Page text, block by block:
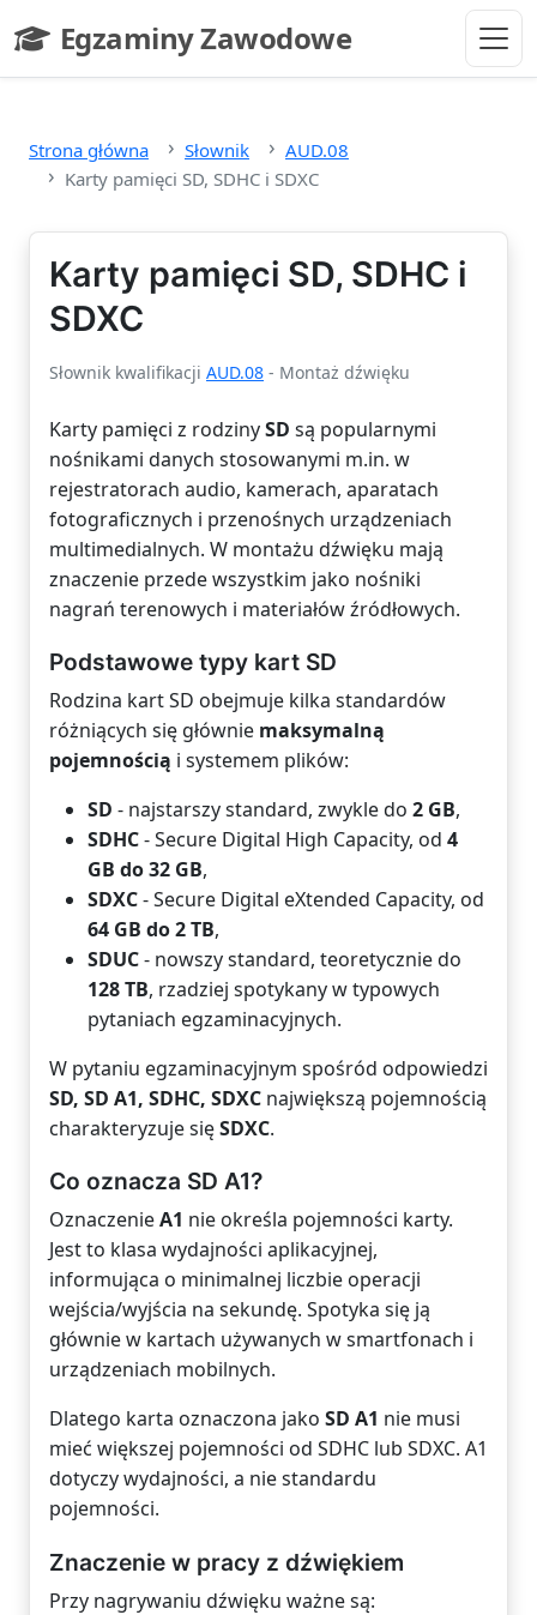
Egzaminy Zawodowe
- strona główna
Strona główna Słownik
AUD.08
Karty pamięci SD, SDHC i SDXC
Karty pamięci SD, SDHC i
SDXC
Słownik kwalifikacji AUD.08 - Montaż dźwięku
Karty pamięci z rodzinySD są popularnymi
nośnikami danych stosowanymi m.in. w
rejestratorach audio, kamerach, aparatach
fotograficznych i przenośnych urządzeniach
multimedialnych. W montażu dźwięku mają
znaczenie przede wszystkim jako nośniki
nagrań terenowych i materiałów źródłowych.
Podstawowe typy kart SD
Rodzina kart SD obejmuje kilka standardów
różniących się głównie maksymalną
pojemnością i systemem plików:
SD - najstarszy standard, zwykle do 2 GB,
SDHC- Secure Digital High Capacity, od 4
GB do 32 GB,
SDXC- Secure Digital eXtended Capacity, od
64 GB do 2 TB,
SDUC- nowszy standard, teoretycznie do
128 TB, rzadziej spotykany w typowych
pytaniach egzaminacyjnych.
W pytaniu egzaminacyjnym spośród odpowiedzi
SD, SD A1, SDHC, SDXC największą pojemnością
charakteryzuje sięSDXC.
Co oznacza SD A1?
OznaczenieA1 nie określa pojemności karty.
Jest to klasa wydajności aplikacyjnej,
informująca o minimalnej liczbie operacji
wejścia/wyjścia na sekundę. Spotyka się ją
głównie w kartach używanych w smartfonach i
urządzeniach mobilnych.
Dlatego karta oznaczona jako SD A1 nie musi
mieć większej pojemności od SDHC lub SDXC. A1
dotyczy wydajności, a nie standardu
pojemności.
Znaczenie w pracy z dźwiękiem
Przy nagrywaniu dźwięku ważne są: